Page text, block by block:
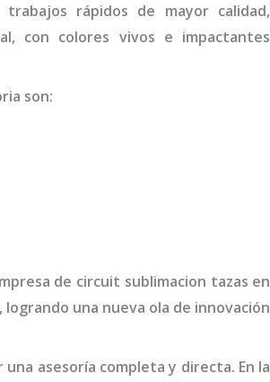
rápidos de mayor calidad,
con colores vivos e impactantes
son:
de circuit sublimacion tazas en
una nueva ola de innovación
asesoría completa y directa. En la